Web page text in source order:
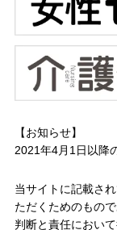
【お知らせ】
2021年4月1日以降
当サイトに記載さ
ただくためのもの
判断と責任におい